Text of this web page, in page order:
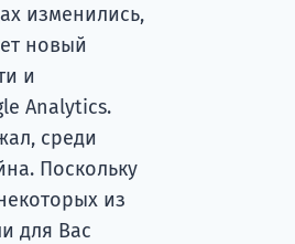
изменились,
новый
и
Analytics.
среди
Поскольку
из
для Вас